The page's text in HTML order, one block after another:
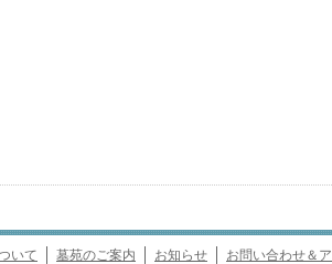
いて 墓苑のご案内 お知らせ お問い合わせ＆